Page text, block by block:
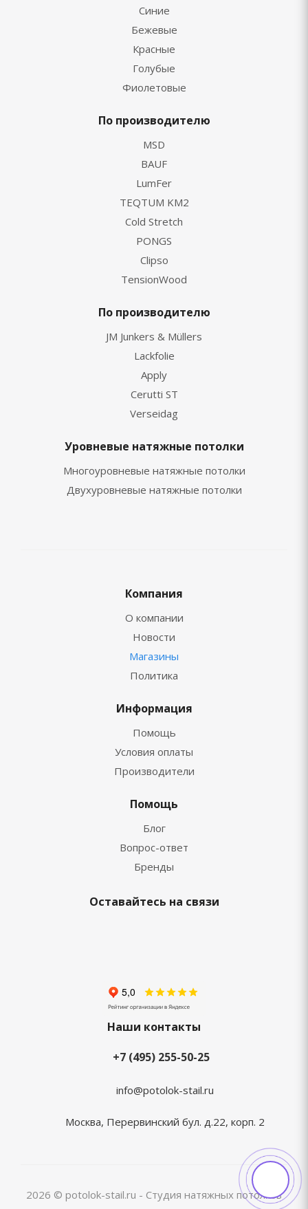
Синие
Бежевые
Красные
Голубые
Фиолетовые
По производителю
MSD
BAUF
LumFer
TEQTUM KM2
Cold Stretch
PONGS
Clipso
TensionWood
По производителю
JM Junkers & Müllers
Lackfolie
Apply
Cerutti ST
Verseidag
Уровневые натяжные потолки
Многоуровневые натяжные потолки
Двухуровневые натяжные потолки
Компания
О компании
Новости
Магазины
Политика
Информация
Помощь
Условия оплаты
Производители
Помощь
Блог
Вопрос-ответ
Бренды
Оставайтесь на связи
Наши контакты
+7 (495) 255-50-25
info@potolok-stail.ru
Москва, Перервинский бул. д.22, корп. 2
2026 © potolok-stail.ru - Студия натяжных потолков